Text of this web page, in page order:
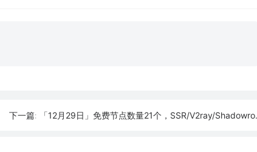
下一篇: 「12月29日」免费节点数量21个，SSR/V2ray/Shadowrocket/Clash订阅链接